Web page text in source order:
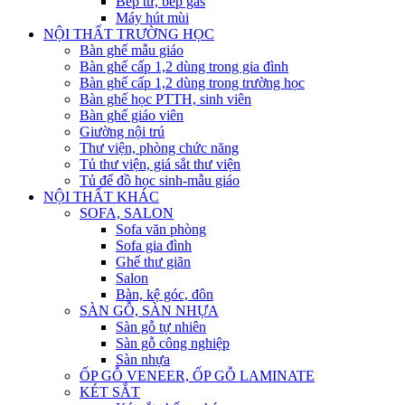
Máy hút mùi
NỘI THẤT TRƯỜNG HỌC
Bàn ghế mẫu giáo
Bàn ghế cấp 1,2 dùng trong gia đình
Bàn ghế cấp 1,2 dùng trong trường học
Bàn ghế học PTTH, sinh viên
Bàn ghế giáo viên
Giường nội trú
Thư viện, phòng chức năng
Tủ thư viện, giá sắt thư viện
Tủ để đồ học sinh-mẫu giáo
NỘI THẤT KHÁC
SOFA, SALON
Sofa văn phòng
Sofa gia đình
Ghế thư giãn
Salon
Bàn, kệ góc, đôn
SÀN GỖ, SÀN NHỰA
Sàn gỗ tự nhiên
Sàn gỗ công nghiệp
Sàn nhựa
ỐP GỖ VENEER, ỐP GỖ LAMINATE
KÉT SẮT